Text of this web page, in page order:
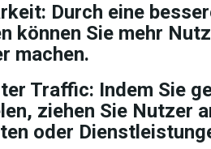
Durch eine
können Sie mehr
machen.
Traffic: Indem Sie
ziehen Sie Nutzer
oder